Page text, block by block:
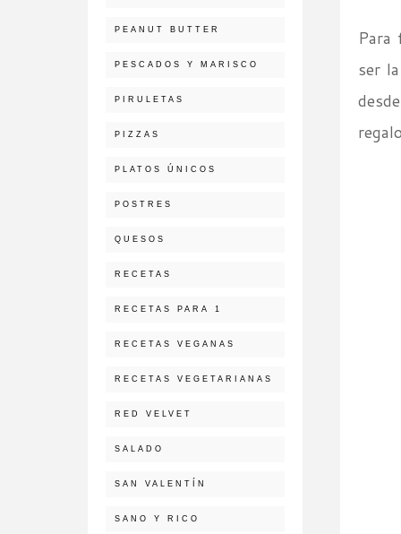
Para
ser
PEANUT BUTTER
PESCADOS Y MARISCO
PIRULETAS
PIZZAS
PLATOS ÚNICOS
POSTRES
QUESOS
RECETAS
RECETAS PARA 1
RECETAS VEGANAS
RECETAS VEGETARIANAS
RED VELVET
SALADO
SAN VALENTÍN
SANO Y RICO